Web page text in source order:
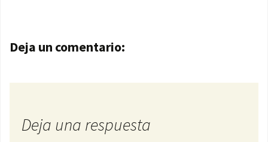
Navegación de entradas
Deja un comentario:
Deja una respuesta